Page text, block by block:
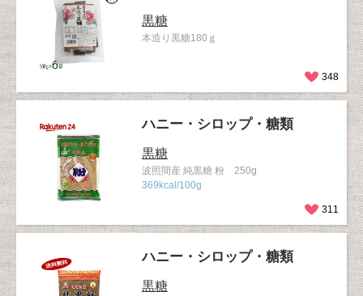
黒糖
本造り黒糖180ｇ
348
ハニー・シロップ・糖類
黒糖
波照間産 純黒糖 粉 250g
369kcal/100g
311
ハニー・シロップ・糖類
黒糖